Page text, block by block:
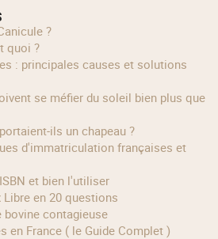
?
quoi ?
un chapeau ?
et bien l'utiliser
Libre en 20 questions
bovine contagieuse
en France ( le Guide Complet )